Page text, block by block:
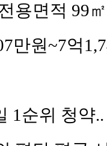
용면적 99
만원~7억
1순위 청